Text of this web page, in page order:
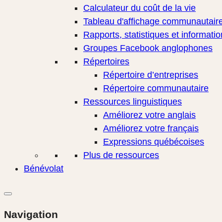
Calculateur du coût de la vie
Tableau d'affichage
Rapports, statistiques et
Groupes Facebook anglophones
Répertoires
Répertoire d’entreprises
Répertoire communautaire
Ressources linguistiques
Améliorez votre anglais
Améliorez votre français
Expressions québécoises
Plus de ressources
Bénévolat
Navigation